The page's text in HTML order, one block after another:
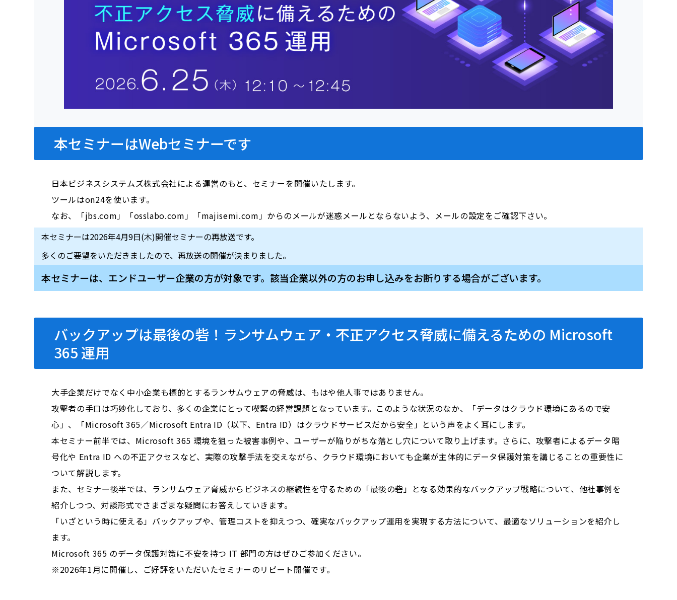
本セミナーはWebセミナーです
日本ビジネスシステムズ株式会社による運営のもと、セミナーを開催いたします。
ツールはon24を使います。
なお、「jbs.com」「osslabo.com」「majisemi.com」からのメールが迷惑メールとならないよう、メールの設定をご確認下さい。
本セミナーは2026年4月9日(木)開催セミナーの再放送です。
多くのご要望をいただきましたので、再放送の開催が決まりました。
本セミナーは、エンドユーザー企業の方が対象です。該当企業以外の方のお申し込みをお断りする場合がございます。
バックアップは最後の砦！ランサムウェア・不正アクセス脅威に備えるための Microsoft
365 運用
大手企業だけでなく中小企業も標的とするランサムウェアの脅威は、もはや他人事ではありません。
攻撃者の手口は巧妙化しており、多くの企業にとって喫緊の経営課題となっています。このような状況のなか、「データはクラウド環境にあるので安
心」、「Microsoft 365／Microsoft Entra ID（以下、Entra ID）はクラウドサービスだから安全」という声をよく耳にします。
本セミナー前半では、Microsoft 365 環境を狙った被害事例や、ユーザーが陥りがちな落とし穴について取り上げます。さらに、攻撃者によるデータ暗
号化や Entra ID への不正アクセスなど、実際の攻撃手法を交えながら、クラウド環境においても企業が主体的にデータ保護対策を講じることの重要性に
ついて解説します。
また、セミナー後半では、ランサムウェア脅威からビジネスの継続性を守るための「最後の砦」となる効果的なバックアップ戦略について、他社事例を
紹介しつつ、対談形式でさまざまな疑問にお答えしていきます。
「いざという時に使える」バックアップや、管理コストを抑えつつ、確実なバックアップ運用を実現する方法について、最適なソリューションを紹介し
ます。
Microsoft 365 のデータ保護対策に不安を持つ IT 部門の方はぜひご参加ください。
※2026年1月に開催し、ご好評をいただいたセミナーのリピート開催です。